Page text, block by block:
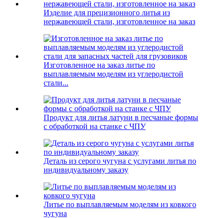
Изделие для прецизионного литья из
нержавеющей стали, изготовленное на заказ
Изготовленное на заказ литье по
выплавляемым моделям из углеродистой
стали...
Продукт для литья латуни в песчаные формы
с обработкой на станке с ЧПУ
Деталь из серого чугуна с услугами литья по
индивидуальному заказу
Литье по выплавляемым моделям из ковкого
чугуна